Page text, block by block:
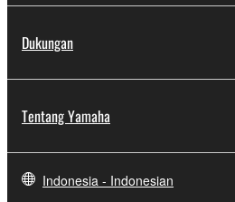
Dukungan
Tentang Yamaha
Indonesia - Indonesian